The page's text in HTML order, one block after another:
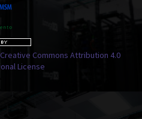
Creative Commons Attribution 4.0
License